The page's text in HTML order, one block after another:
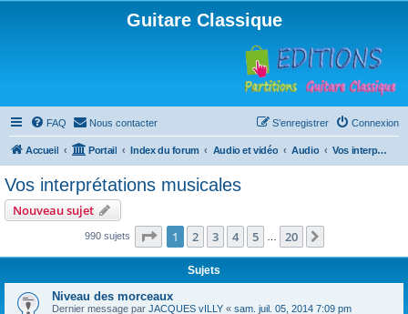
Guitare Classique
FAQ Nous contacter Connexion
S’enregistrer
Accueil Portail Index du forum Audio et vidéo Audio Vos interprétations musicales
Vos interprétations musicales
Nouveau sujet
990 sujets Page 1sur20
1 2 3 4 5 20
Sujets
Niveau des morceaux
Dernier message par JACQUES vILLY « sam. juil. 05, 2014 7:09 pm